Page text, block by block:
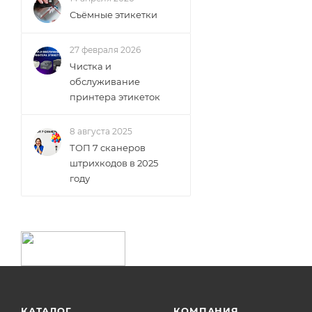
Съёмные этикетки
27 февраля 2026
Чистка и
обслуживание
принтера этикеток
8 августа 2025
ТОП 7 сканеров
штрихкодов в 2025
году